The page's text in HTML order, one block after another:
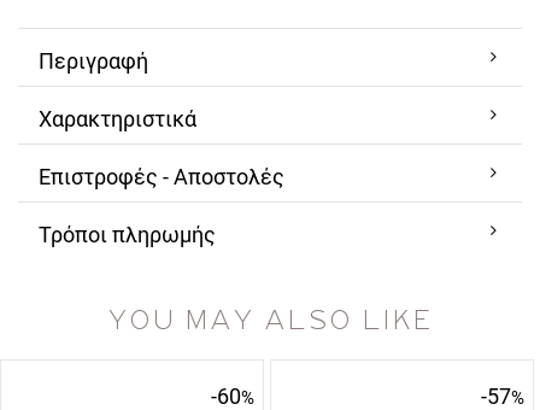
Περιγραφή
Χαρακτηριστικά
Επιστροφές - Αποστολές
Τρόποι πληρωμής
YOU MAY ALSO LIKE
-60% -57%